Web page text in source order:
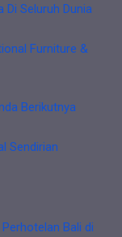
Di Seluruh Dunia
Furniture &
Berikutnya
Sendirian
Bali di